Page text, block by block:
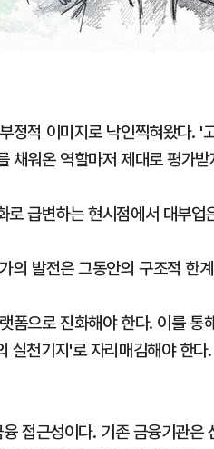
정적 이미지로 낙인찍혀왔다. '
채워온 역할마저 제대로 평가
로 급변하는 현시점에서 대부
의 발전은 그동안의 구조적 한
폼으로 진화해야 한다. 이를
실천기지'로 자리매김해야 한다.
접근성이다. 기존 금융기관